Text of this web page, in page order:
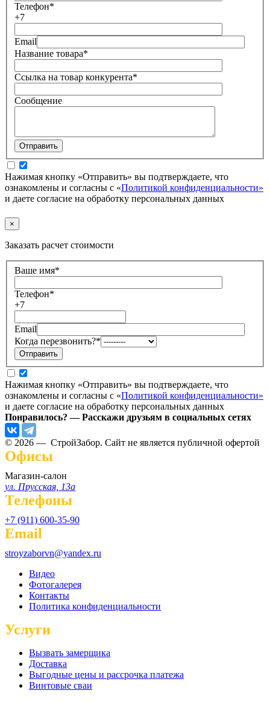
Телефон*
+7
Email
Название товара*
Ссылка на товар конкурента*
Сообщение
Нажимая кнопку «Отправить» вы подтверждаете, что
ознакомлены и согласны с «Политикой конфиденциальности»
и даете согласие на обработку персональных данных
×
Заказать расчет стоимости
Ваше имя*
Телефон*
+7
Email
Когда перезвонить?*
Нажимая кнопку «Отправить» вы подтверждаете, что
ознакомлены и согласны с «Политикой конфиденциальности»
и даете согласие на обработку персональных данных
Понравилось? — Расскажи друзьям в социальных сетях
© 2026 — СтройЗабор. Сайт не является публичной офертой
Офисы
Магазин-салон
ул. Прусская, 13а
Телефоны
+7 (911) 600-35-90
Email
stroyzaborvn@yandex.ru
Видео
Фотогалерея
Контакты
Политика конфиденциальности
Услуги
Вызвать замерщика
Доставка
Выгодные цены и рассрочка платежа
Винтовые сваи